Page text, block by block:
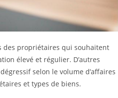
des propriétaires qui souhaitent
élevé et régulier. D’autres
selon le volume d’affaires
et types de biens.